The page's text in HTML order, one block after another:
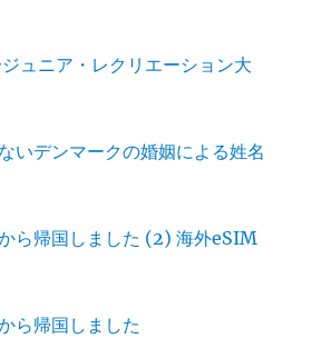
ュニア・レクリエーション大
いデンマークの婚姻による姓名
ら帰国しました (2) 海外eSIM
ら帰国しました